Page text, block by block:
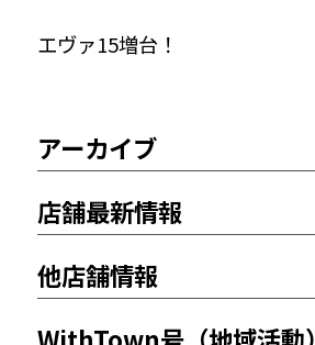
エヴァ15増台！
アーカイブ
店舗最新情報
他店舗情報